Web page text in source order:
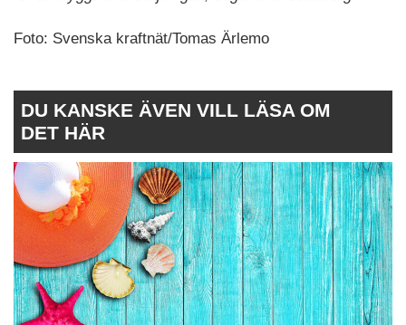
Foto: Svenska kraftnät/Tomas Ärlemo
DU KANSKE ÄVEN VILL LÄSA OM
DET HÄR